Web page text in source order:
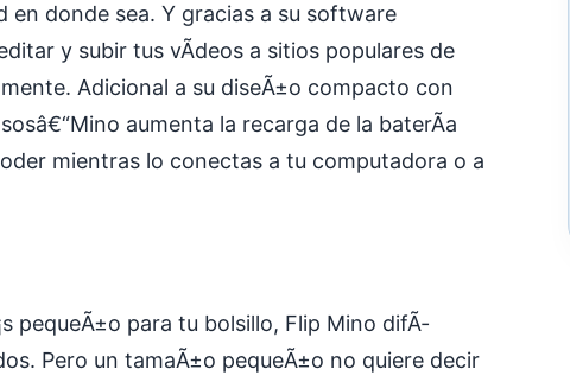
en donde sea. Y gracias a su software
y subir tus vÃ­deos a sitios populares de
Adicional a su diseÃ±o compacto con
aumenta la recarga de la baterÃ­a
mientras lo conectas a tu computadora o a
pequeÃ±o para tu bolsillo, Flip Mino difÃ­
Pero un tamaÃ±o pequeÃ±o no quiere decir